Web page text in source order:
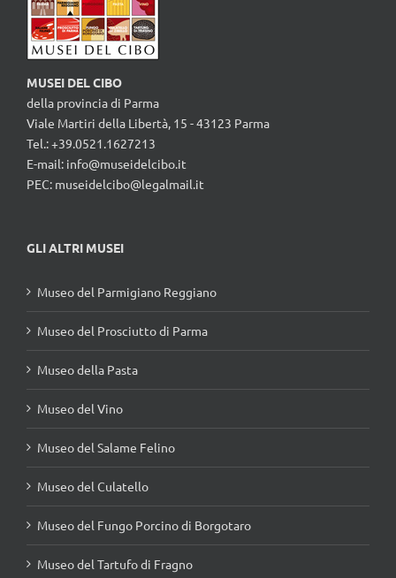
MUSEI DEL CIBO
della provincia di Parma
Viale Martiri della Libertà, 15 - 43123 Parma
Tel.: +39.0521.1627213
E-mail: info@museidelcibo.it
PEC: museidelcibo@legalmail.it
GLI ALTRI MUSEI
Museo del Parmigiano Reggiano
Museo del Prosciutto di Parma
Museo della Pasta
Museo del Vino
Museo del Salame Felino
Museo del Culatello
Museo del Fungo Porcino di Borgotaro
Museo del Tartufo di Fragno